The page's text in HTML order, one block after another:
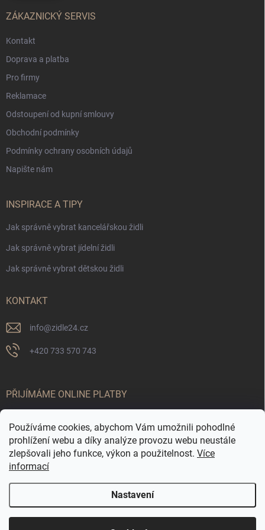
Používáme cookies, abychom Vám umožnili pohodlné
prohlížení webu a díky analýze provozu webu neustále
zlepšovali jeho funkce, výkon a použitelnost. Více
informací
Nastavení
ZÁKAZNICKÝ SERVIS
Kontakt
Doprava a platba
Pro firmy
Reklamace
Odstoupení od kupní smlouvy
Obchodní podmínky
Podmínky ochrany osobních údajů
Napište nám
INSPIRACE A TIPY
Jak správně vybrat kancelářskou židli
Jak správně vybrat jídelní židli
Jak správně vybrat dětskou židli
KONTAKT
info@zidle24.cz
+420 733 570 743
PŘIJÍMÁME ONLINE PLATBY
Židle24.cz . Všechna práva vyhrazena.